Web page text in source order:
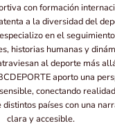
con formación
a la diversidad del
en el
historias humanas y
al deporte más
aporto una
conectando
países con una
clara y accesible.